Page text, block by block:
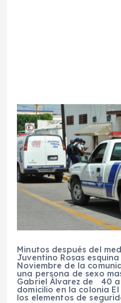
Minutos después del
Juventino Rosas
Noviembre de la
una persona de sexo
Gabriel Álvarez de 40
domicilio en la colonia
los elementos de